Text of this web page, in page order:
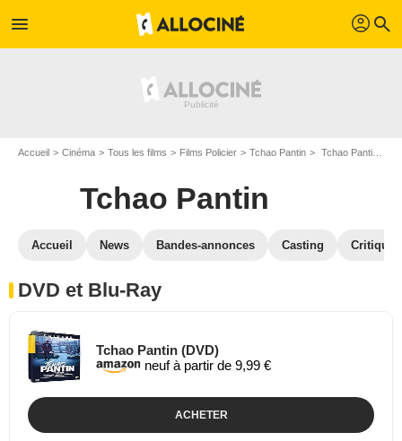
menu profil search
Accueil Cinéma Tous les films Films Policier Tchao Pantin Tchao Pantin en DVD Blu Ray
Tchao Pantin
Accueil News Bandes-annonces Casting
DVD et Blu-Ray
Tchao Pantin (DVD)
neuf à partir de 9,99 €
ACHETER